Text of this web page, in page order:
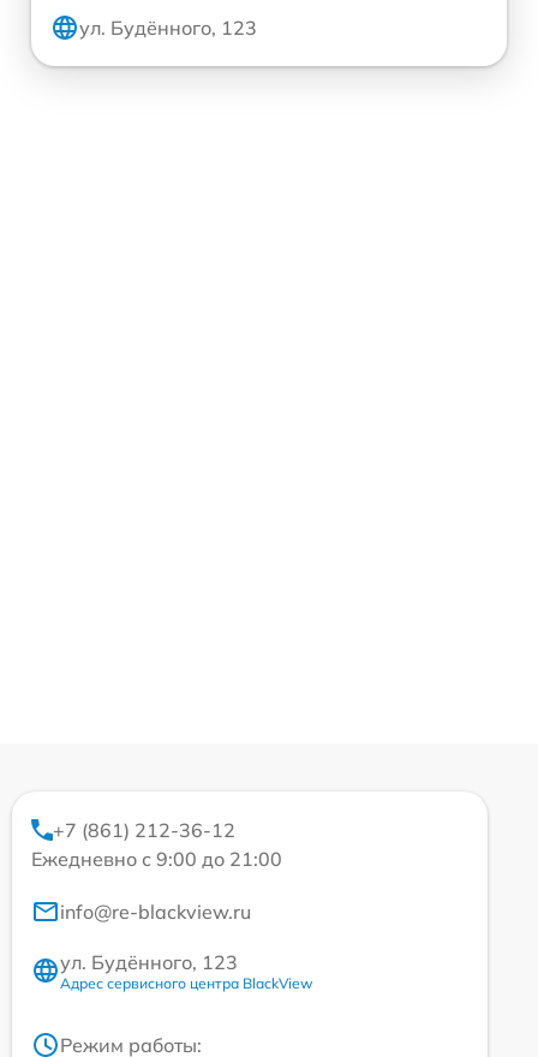
ул. Будённого, 123
+7 (861) 212-36-12
Ежедневно с 9:00 до 21:00
info@re-blackview.ru
ул. Будённого, 123
Адрес сервисного центра BlackView
Режим работы: